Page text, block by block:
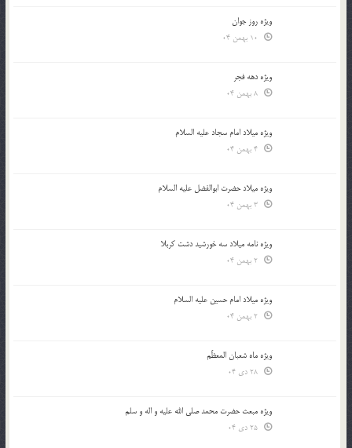
ویژه روز جوان
ویژه دهه فجر
ویژه میلاد امام سجاد علیه السلام
ویژه میلاد حضرت ابوالفضل علیه السلام
ویژه نامه میلاد سه خورشید دشت کربلا
ویژه میلاد امام حسین علیه السلام
ویژه ماه شعبان المعظّم
ویژه مبعث حضرت محمد صلی الله علیه و اله و سلم